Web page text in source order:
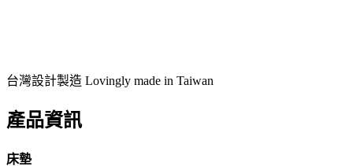
台灣設計製造 Lovingly made in Taiwan
產品資訊
床墊